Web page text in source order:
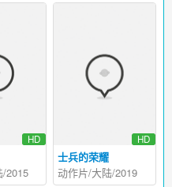
HD
/2015
士兵的荣耀
HD
动作片/大陆/2019